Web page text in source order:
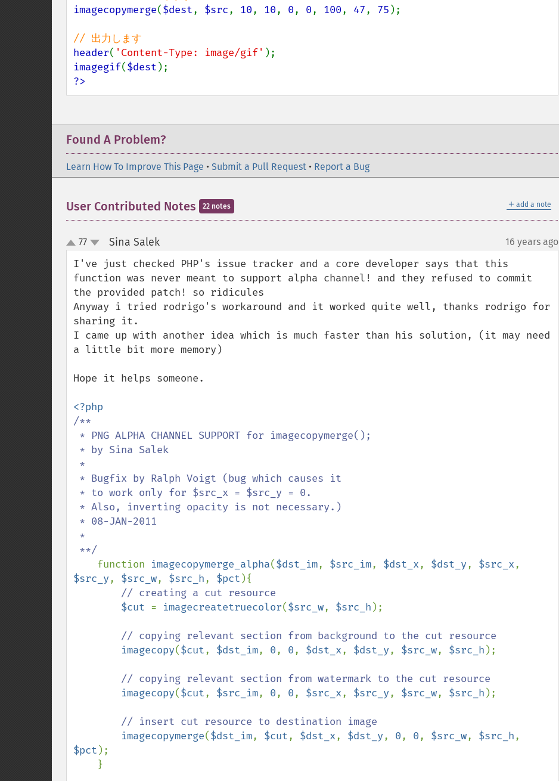
imagecopymerge($dest, $src, 10, 10, 0, 0, 100, 47, 75 );
header( 'Content-Type: image/gif'
imagegif($dest
?>
Found A Problem?
Learn How To Improve This Page • Submit a Pull Request • Report a Bug
＋ add a note
User Contributed Notes 22 notes
up
down
77 Sina Salek¶ 16 years ago
I've just checked PHP's issue tracker and a core developer says that this
function was never meant to support alpha channel! and they refused to commit
the provided patch! so ridicules
Anyway i tried rodrigo's workaround and it worked quite well, thanks rodrigo for
sharing it.
I came up with another idea which is much faster than his solution, (it may need
a little bit more memory)
Hope it helps someone.
/**
function imagecopymerge_alpha($dst_im, $src_im, $dst_x, $dst_y, $src_x
$src_y, $src_w, $src_h, $pct ){
// creating a cut resource
$cut = imagecreatetruecolor($src_w, $src_h );
// copying relevant section from background to the cut resource
imagecopy($cut, $dst_im, 0, 0, $dst_x, $dst_y, $src_w, $src_h );
// copying relevant section from watermark to the cut resource
imagecopy($cut, $src_im, 0, 0, $src_x, $src_y, $src_w, $src_h );
// insert cut resource to destination image
imagecopymerge($dst_im, $cut, $dst_x, $dst_y, 0, 0, $src_w, $src_h
$pct );